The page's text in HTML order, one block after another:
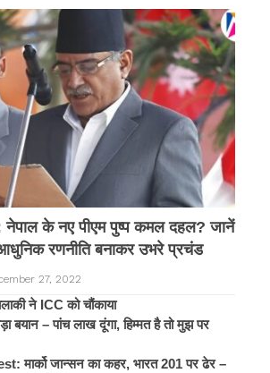
के नए पीएम पुष्प कमल दहल? जानें
रणनीति बनाकर उभरे प्रचंड
27, 2022
ने ICC को चौंकाया
बयान – पांच लाख दूंगा, हिम्मत है तो मुझ पर
मार्को जान्सन का कहर, भारत 201 पर ढेर –